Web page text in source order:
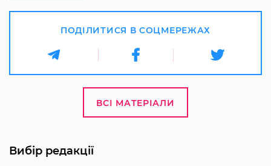
ПОДІЛИТИСЯ В СОЦМЕРЕЖАХ
ВСІ МАТЕРІАЛИ
Вибір редакції